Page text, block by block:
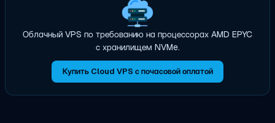
Облачный VPS по требованию на процессорах AMD EPYC
с хранилищем NVMe.
Купить Cloud VPS с почасовой оплатой